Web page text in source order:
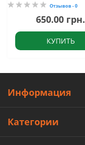
Отзывов - 0
650.00 грн.
КУПИТЬ
Информация
Категории